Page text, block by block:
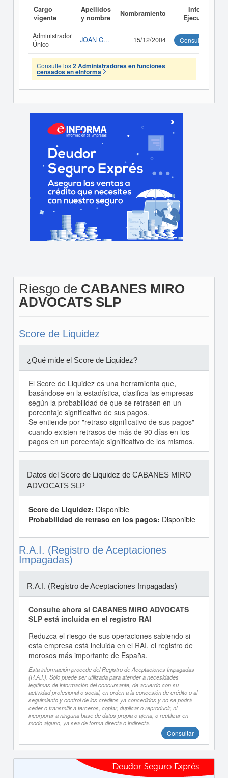
Cargo
vigente
Apellidos
y nombre
Nombramiento
Informe
Ejecutivo
Administrador
Único
JOAN C... 15/12/2004 Consultar
Consulte los2 Administradores en funciones
censados en eInforma
Riesgo de CABANES MIRO
ADVOCATS SLP
Score de Liquidez
¿Qué mide el Score de Liquidez?
El Score de Liquidez es una herramienta que,
basándose en la estadística, clasifica las empresas
según la probabilidad de que se retrasen en un
porcentaje significativo de sus pagos.
Se entiende por "retraso significativo de sus pagos"
cuando existen retrasos de más de 90 días en los
pagos en un porcentaje significativo de los mismos.
Datos del Score de Liquidez de CABANES MIRO
ADVOCATS SLP
Score de Liquidez: Disponible
Probabilidad de retraso en los pagos: Disponible
R.A.I. (Registro de Aceptaciones
Impagadas)
R.A.I. (Registro de Aceptaciones Impagadas)
Consulte ahora si CABANES MIRO ADVOCATS
SLP está incluida en el registro RAI
Reduzca el riesgo de sus operaciones sabiendo si
esta empresa está incluida en el RAI, el registro de
morosos más importante de España.
Esta información procede del Registro de Aceptaciones Impagadas
(R.A.I.). Sólo puede ser utilizada para atender a necesidades
legítimas de información del concursante, de acuerdo con su
actividad profesional o social, en orden a la concesión de crédito o al
seguimiento y control de los créditos ya concedidos y no se podrá
ceder o transmitir a terceros, copiar, duplicar o reproducir, ni
incorporar a ninguna base de datos propia o ajena, o reutilizar en
modo alguno, ya sea de forma directa o indirecta.
Consultar
Deudor Seguro Exprés